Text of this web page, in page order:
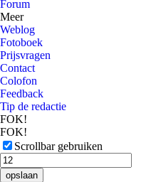
Forum
Meer
Weblog
Fotoboek
Prijsvragen
Contact
Colofon
Feedback
Tip de redactie
FOK!
FOK!
Scrollbar gebruiken
opslaan